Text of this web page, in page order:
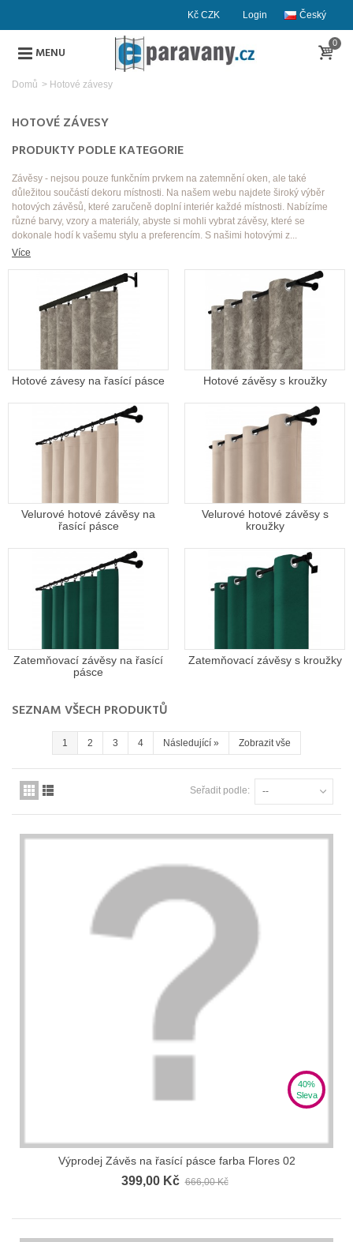
Český
Login
Kč CZK
MENU
0
Domů > Hotové závesy
HOTOVÉ ZÁVESY
PRODUKTY PODLE KATEGORIE
Závěsy - nejsou pouze funkčním prvkem na zatemnění oken, ale také
důležitou součástí dekoru místnosti. Na našem webu najdete široký výběr
hotových závěsů, které zaručeně doplní interiér každé místnosti. Nabízíme
různé barvy, vzory a materiály, abyste si mohli vybrat závěsy, které se
dokonale hodí k vašemu stylu a preferencím. S našimi hotovými z...
Více
Hotové závesy na řasící pásce Hotové závěsy s kroužky
Velurové hotové závěsy na
řasící pásce
Velurové hotové závěsy s
kroužky
Zatemňovací závěsy na řasící
pásce
Zatemňovací závěsy s kroužky
SEZNAM VŠECH PRODUKTŮ
1 2 3 4 Následující» Zobrazit vše
Seřadit podle: --
40%
Sleva
Výprodej Závěs na řasící pásce farba Flores 02
399,00 Kč 666,00 Kč